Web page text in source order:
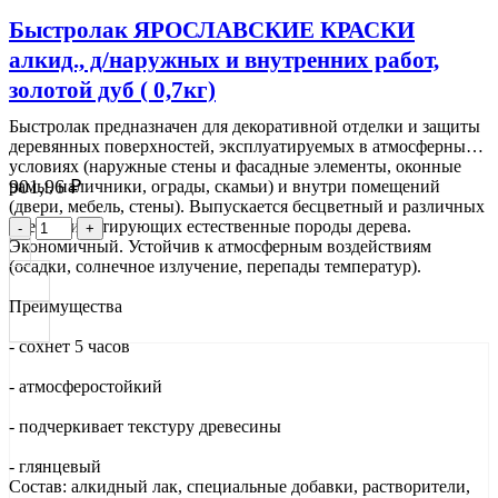
Быстролак ЯРОСЛАВСКИЕ КРАСКИ
алкид., д/наружных и внутренних работ,
золотой дуб ( 0,7кг)
Быстролак предназначен для декоративной отделки и защиты
деревянных поверхностей, эксплуатируемых в атмосферных
условиях (наружные стены и фасадные элементы, оконные
рамы, наличники, ограды, скамьи) и внутри помещений
(двери, мебель, стены). Выпускается бесцветный и различных
цветов, имитирующих естественные породы дерева.
Экономичный. Устойчив к атмосферным воздействиям
(осадки, солнечное излучение, перепады температур).
Преимущества
- сохнет 5 часов
- атмосферостойкий
- подчеркивает текстуру древесины
- глянцевый
Состав: алкидный лак, специальные добавки, растворители,
901,96₽
- +